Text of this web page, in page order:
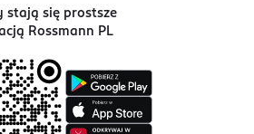
stają się prostsze
Rossmann PL